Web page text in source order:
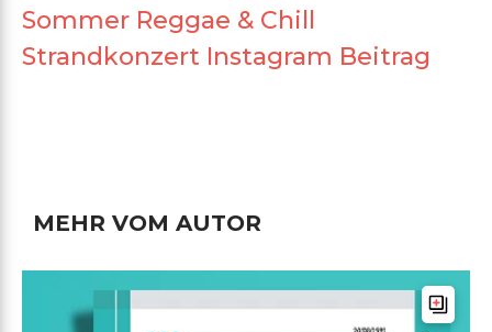
Sommer Reggae & Chill
Strandkonzert Instagram Beitrag
MEHR VOM AUTOR